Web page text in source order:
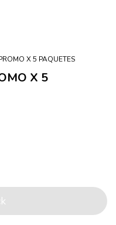
X 5 PAQUETES
X 5